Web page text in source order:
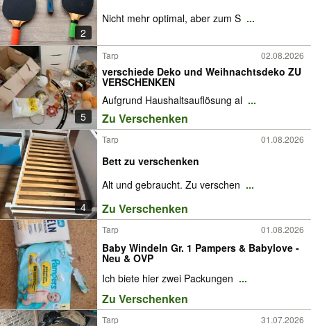
2
Nicht mehr optimal, aber zum S ...
5
Tarp 02.08.2026
verschiede Deko und Weihnachtsdeko ZU
VERSCHENKEN
Aufgrund Haushaltsauflösung al ...
Zu Verschenken
4
Tarp 01.08.2026
Bett zu verschenken
Alt und gebraucht. Zu verschen ...
Zu Verschenken
Tarp 01.08.2026
Baby Windeln Gr. 1 Pampers & Babylove -
Neu & OVP
Ich biete hier zwei Packungen ...
Zu Verschenken
Tarp 31.07.2026